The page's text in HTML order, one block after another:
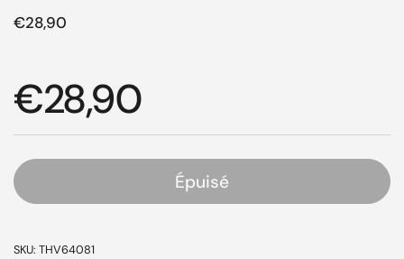
Prix régulier
€28,90
Prix régulier
€28,90
Épuisé
SKU: THV64081